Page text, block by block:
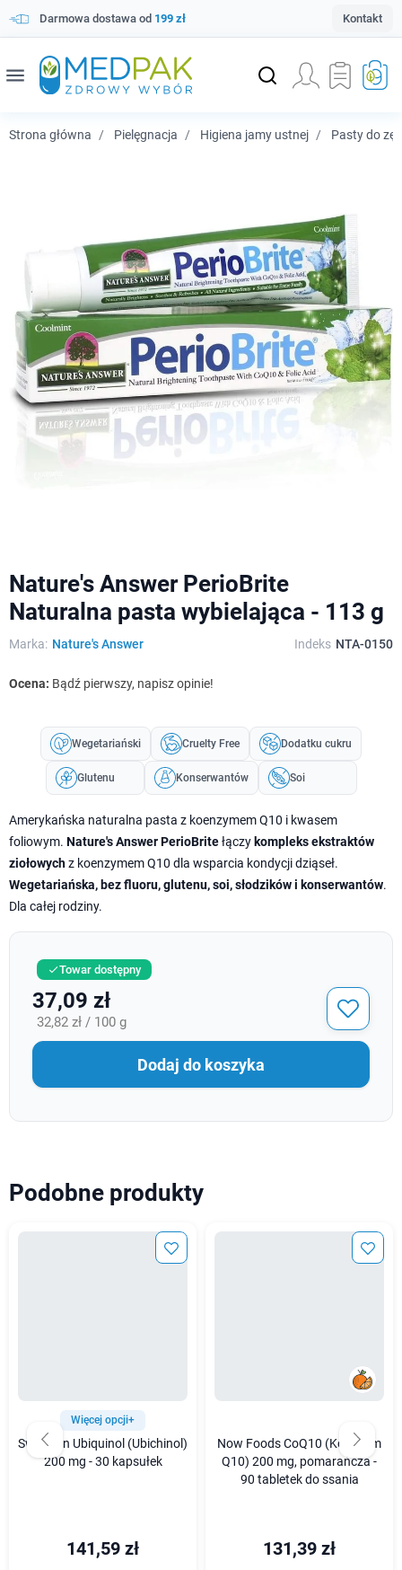
Darmowa dostawa od 199 zł Kontakt
menu
Strona główna Pielęgnacja Higiena jamy ustnej Pasty do
Nature's Answer PerioBrite
Naturalna pasta wybielająca - 113 g
Marka: Nature's Answer Indeks NTA-0150
Ocena: Bądź pierwszy, napisz opinie!
Wegetariański Cruelty Free Dodatku cukru
Glutenu Konserwantów Soi
Amerykańska naturalna pasta z koenzymem Q10 i kwasem
foliowym. Nature's Answer PerioBritełączy kompleks ekstraktów
ziołowychz koenzymem Q10 dla wsparcia kondycji dziąseł.
Wegetariańska, bez fluoru, glutenu, soi, słodzików i konserwantów.
Dla całej rodziny.
Towar dostępny
37,09 zł
32,82 zł / 100 g
Dodaj do koszyka
Podobne produkty
Więcej opcji+
Swanson Ubiquinol (Ubichinol)
200 mg - 30 kapsułek
141,59 zł
Now Foods CoQ10 (Koenzym
Q10) 200 mg, pomarańcza -
90 tabletek do ssania
131,39 zł